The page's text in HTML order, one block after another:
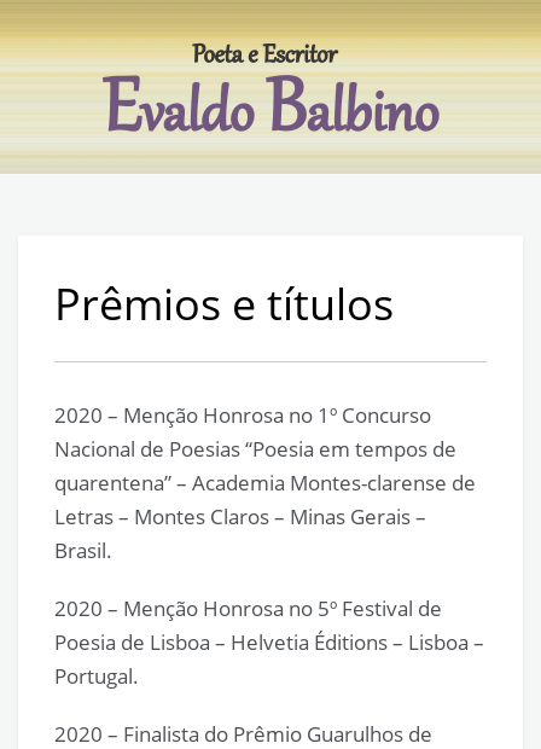
to
content
Poeta e escritor
Prêmios e títulos
2020 – Menção Honrosa no 1º Concurso
Nacional de Poesias “Poesia em tempos de
quarentena” – Academia Montes-clarense de
Letras – Montes Claros – Minas Gerais –
Brasil.
2020 – Menção Honrosa no 5º Festival de
Poesia de Lisboa – Helvetia Éditions – Lisboa –
Portugal.
2020 – Finalista do Prêmio Guarulhos de